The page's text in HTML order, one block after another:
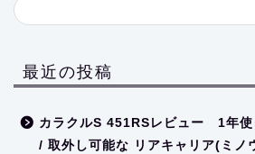
最近の投稿
カラクルS 451RSレビュー 1年使
/ 取外し可能な リアキャリア(ミノ